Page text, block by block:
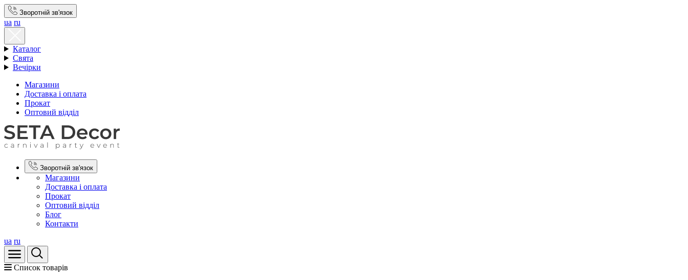
Зворотній зв'язок
ua ru
Каталог
Свята
Вечірки
Магазини
Доставка і оплата
Прокат
Оптовий відділ
Зворотній зв'язок
Магазини
Доставка і оплата
Прокат
Оптовий відділ
Блог
Контакти
ua ru
Список товарів